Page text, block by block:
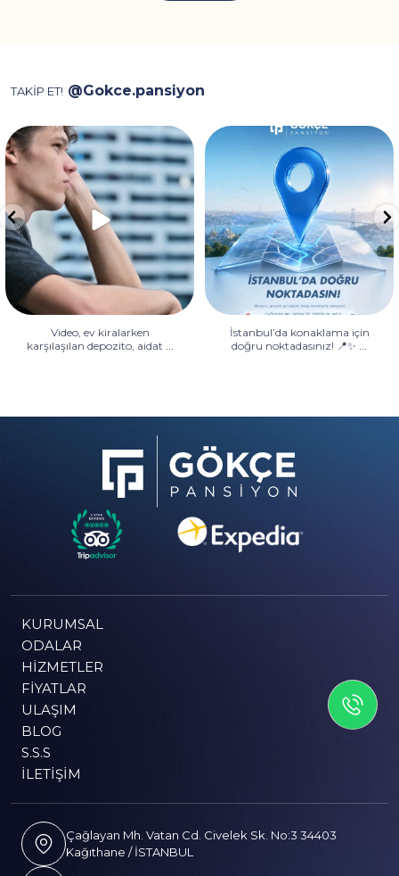
İLETİSİME GEÇİN
TAKİP ET! @Gokce.pansiyon
Video, ev kiralarken karşılaşılan
depozito, aidat...
Video, ev kiralarken
karşılaşılan depozito, aidat
İstanbul’da konaklama için
doğru noktadasınız! 📍✨...
İstanbul’da konaklama için
doğru noktadasınız! 📍✨
KURUMSAL
ODALAR
HIZMETLER
FIYATLAR
ULAŞIM
BLOG
S.S.S
İLETIŞIM
Çağlayan Mh. Vatan Cd. Civelek Sk. No:3 34403
Kağıthane / İSTANBUL